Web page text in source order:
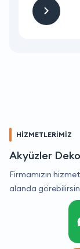
HİZMETLERİMİZ
Akyüzler
Firmamızın
alanda